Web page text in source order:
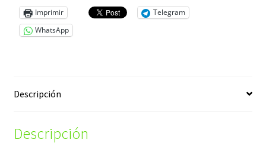
Imprimir
Telegram
WhatsApp
Descripción
Descripción